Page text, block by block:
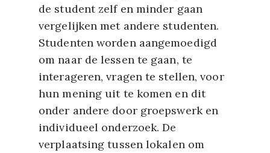
de student zelf en minder gaan
vergelijken met andere studenten.
Studenten worden aangemoedigd
om naar de lessen te gaan, te
interageren, vragen te stellen, voor
hun mening uit te komen en dit
onder andere door groepswerk en
individueel onderzoek. De
verplaatsing tussen lokalen om